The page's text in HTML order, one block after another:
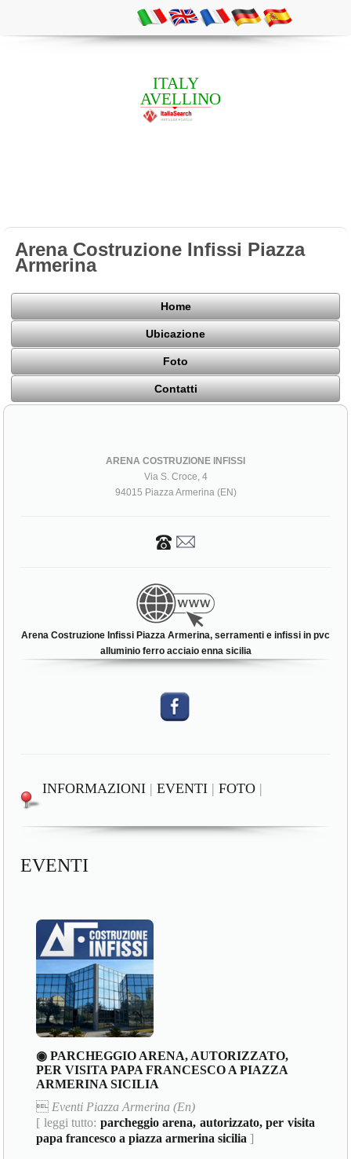
ITALY
AVELLINO
Arena Costruzione Infissi Piazza
Armerina
Home
Ubicazione
Foto
Contatti
ARENA COSTRUZIONE INFISSI
Via S. Croce, 4
94015 Piazza Armerina (EN)
Arena Costruzione Infissi Piazza Armerina, serramenti e infissi in pvc
alluminio ferro acciaio enna sicilia
INFORMAZIONI |EVENTI |FOTO |
EVENTI
◉ PARCHEGGIO ARENA, AUTORIZZATO,
PER VISITA PAPA FRANCESCO A PIAZZA
ARMERINA SICILIA
 Eventi Piazza Armerina (En)
[ leggi tutto: parcheggio arena, autorizzato, per visita
papa francesco a piazza armerina sicilia ]